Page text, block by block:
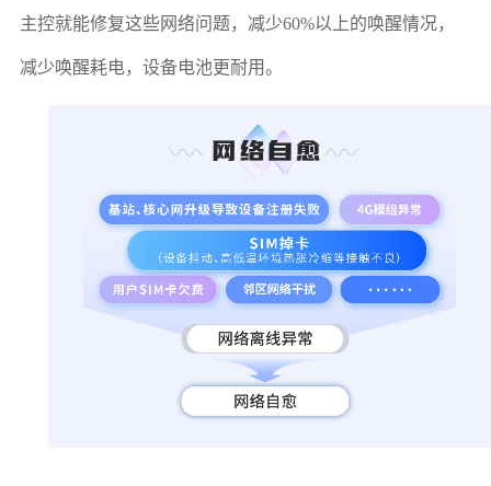
主控就能修复这些网络问题，减少60%以上的唤醒情况，
减少唤醒耗电，设备电池更耐用。